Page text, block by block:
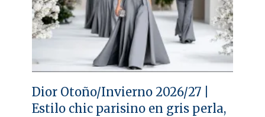
Dior Otoño/Invierno 2026/27 |
Estilo chic parisino en gris perla,